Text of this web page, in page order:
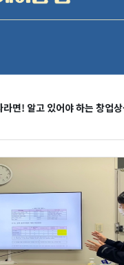
면! 알고 있어야 하는 창업